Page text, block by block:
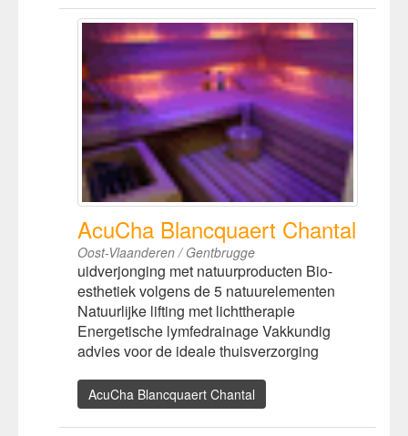
AcuCha Blancquaert Chantal
Oost-Vlaanderen / Gentbrugge
uidverjonging met natuurproducten Bio-
esthetiek volgens de 5 natuurelementen
Natuurlijke lifting met lichttherapie
Energetische lymfedrainage Vakkundig
advies voor de ideale thuisverzorging
AcuCha Blancquaert Chantal